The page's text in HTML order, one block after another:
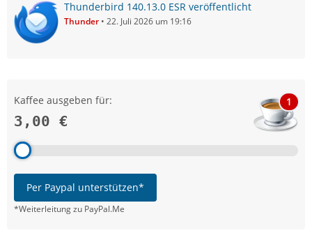
Thunderbird 140.13.0 ESR veröffentlicht
Thunder 22. Juli 2026 um 19:16
Kaffee ausgeben für:
3,00 €
1
Per Paypal unterstützen*
*Weiterleitung zu PayPal.Me